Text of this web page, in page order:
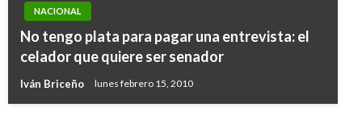
NACIONAL
No tengo plata para pagar una entrevista: el
celador que quiere ser senador
Iván Briceño lunes febrero 15, 2010
POLÍTICA
Embajadores de Corea, Indonesia, y Nicaragua
presentan cartas credenciales al Jefe del